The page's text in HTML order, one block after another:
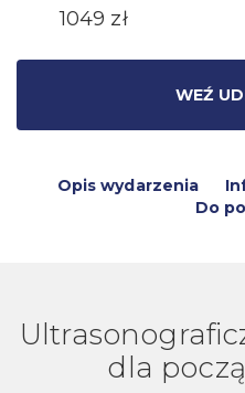
1049 zł
WEŹ
Opis wydarzenia
Do
dla